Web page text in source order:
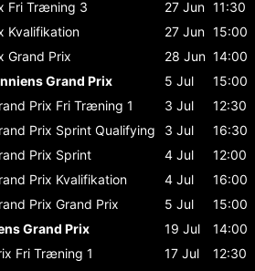
Fri Træning 3 27 Jun 11:30
Kvalifikation 27 Jun 15:00
Grand Prix 28 Jun 14:00
Grand Prix
5 Jul
15:00
Prix Fri Træning 1 3 Jul
12:30
Prix Sprint Qualifying 3 Jul
16:30
Prix Sprint 4 Jul
12:00
Prix Kvalifikation 4 Jul
16:00
Prix Grand Prix 5 Jul
15:00
Grand Prix
19 Jul
14:00
Fri Træning 1 17 Jul
12:30